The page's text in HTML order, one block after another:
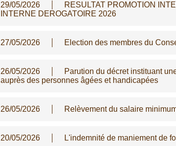
29/05/2026
RESULTAT PROMOTION
INTERNE DEROGATOIRE 2026
27/05/2026 Election des membres du
26/05/2026
Parution du décret instituant
auprès des personnes âgées et handicapées
26/05/2026 Relèvement du salaire
20/05/2026 L'indemnité de maniement de